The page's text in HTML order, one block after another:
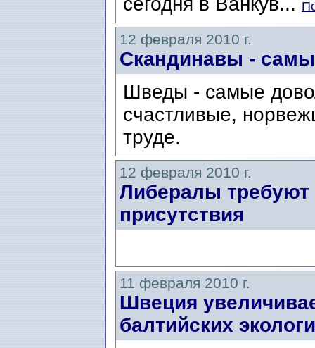
12 февраля 2010 г.
Скандинавы -
Шведы - самые
счастливые,
труде.
12 февраля 2010 г.
Либералы требуют
присутствия
11 февраля 2010 г.
Швеция
балтийских